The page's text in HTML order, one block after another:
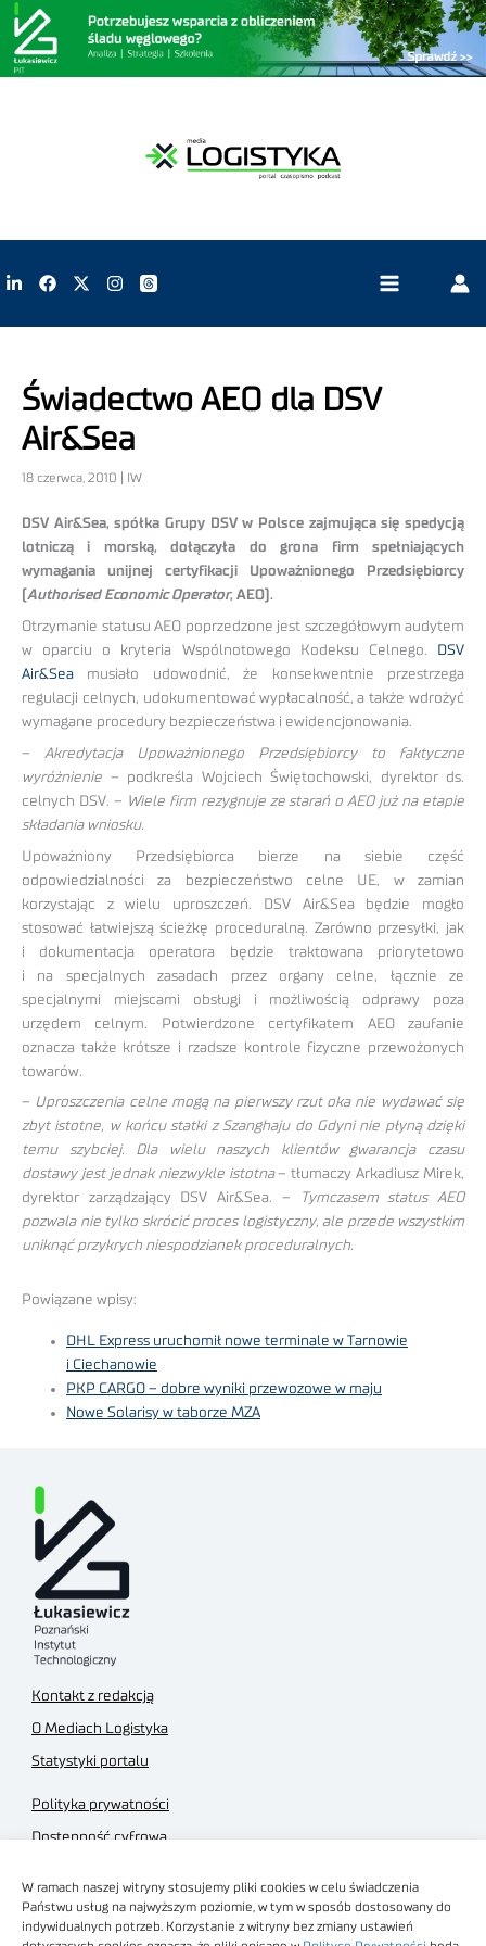
W ramach naszej witryny stosujemy pliki cookies w celu świadczenia
Państwu usług na najwyższym poziomie, w tym w sposób dostosowany do
indywidualnych potrzeb. Korzystanie z witryny bez zmiany ustawień
Świadectwo AEO dla DSV
Air&Sea
18 czerwca, 2010 | IW
DSV Air&Sea, spółka Grupy DSV w Polsce zajmująca się spedycją
lotniczą i morską, dołączyła do grona firm spełniających
wymagania unijnej certyfikacji Upoważnionego Przedsiębiorcy
Authorised Economic Operator, AEO).
Otrzymanie statusu AEO poprzedzone jest szczegółowym audytem
w oparciu o kryteria Wspólnotowego Kodeksu Celnego.
DSV
Air&Sea musiało udowodnić, że konsekwentnie przestrzega
regulacji celnych, udokumentować wypłacalność, a także wdrożyć
wymagane procedury bezpieczeństwa i ewidencjonowania.
– Akredytacja Upoważnionego Przedsiębiorcy to faktyczne
wyróżnienie – podkreśla Wojciech Świętochowski, dyrektor ds.
celnych DSV. – Wiele firm rezygnuje ze starań o AEO już na etapie
składania wniosku.
Upoważniony Przedsiębiorca bierze na siebie część
odpowiedzialności za bezpieczeństwo celne UE, w zamian
korzystając z wielu uproszczeń. DSV Air&Sea będzie mogło
stosować łatwiejszą ścieżkę proceduralną. Zarówno przesyłki, jak
i dokumentacja operatora będzie traktowana priorytetowo
i na specjalnych zasadach przez organy celne, łącznie ze
specjalnymi miejscami obsługi i możliwością odprawy poza
urzędem celnym. Potwierdzone certyfikatem AEO zaufanie
oznacza także krótsze i rzadsze kontrole fizyczne przewożonych
towarów.
– Uproszczenia celne mogą na pierwszy rzut oka nie wydawać się
zbyt istotne, w końcu statki z Szanghaju do Gdyni nie płyną dzięki
temu szybciej. Dla wielu naszych klientów gwarancja czasu
dostawy jest jednak niezwykle istotna– tłumaczy Arkadiusz Mirek,
dyrektor zarządzający DSV Air&Sea. –
Tymczasem status AEO
pozwala nie tylko skrócić proces logistyczny, ale przede wszystkim
uniknąć przykrych niespodzianek proceduralnych.
Powiązane wpisy:
DHL Express uruchomił nowe terminale w Tarnowie
i Ciechanowie
PKP CARGO – dobre wyniki przewozowe w maju
Nowe Solarisy w taborze MZA
Kontakt z redakcją
O Mediach Logistyka
Statystyki portalu
Polityka prywatności
Dostępność cyfrowa
Regulamin sklepu